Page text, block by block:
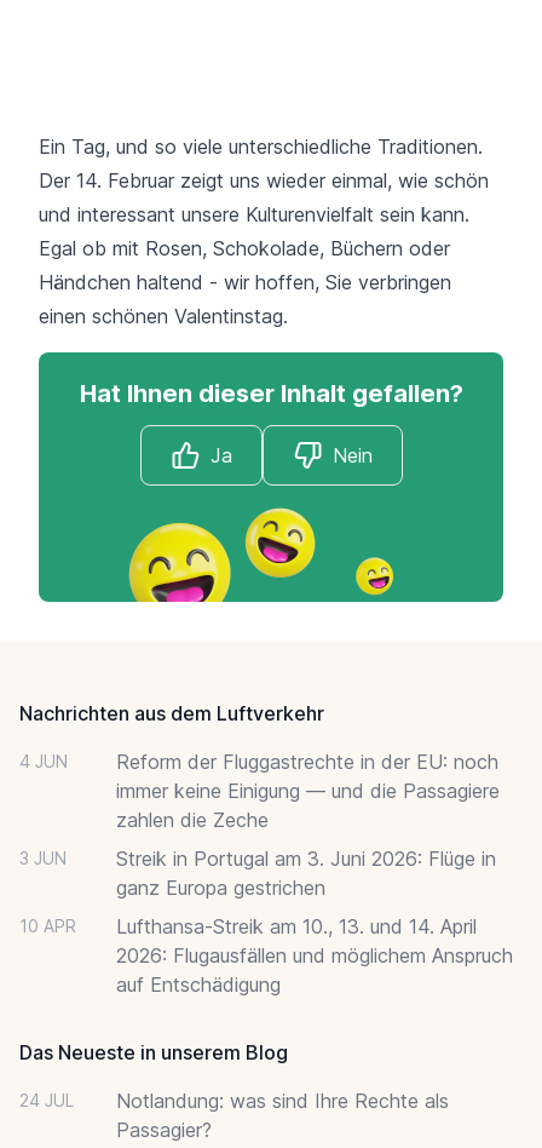
Ein Tag, und so viele unterschiedliche Traditionen.
Der 14. Februar zeigt uns wieder einmal, wie schön
und interessant unsere Kulturenvielfalt sein kann.
Egal ob mit Rosen, Schokolade, Büchern oder
Händchen haltend - wir hoffen, Sie verbringen
einen schönen Valentinstag.
Hat Ihnen dieser Inhalt gefallen?
Ja Nein
Nachrichten aus dem Luftverkehr
4 JUN
Reform der Fluggastrechte in der EU: noch
immer keine Einigung — und die Passagiere
zahlen die Zeche
3 JUN
Streik in Portugal am 3. Juni 2026: Flüge in
ganz Europa gestrichen
10 APR
Lufthansa-Streik am 10., 13. und 14. April
2026: Flugausfällen und möglichem Anspruch
auf Entschädigung
Das Neueste in unserem Blog
24 JUL
Notlandung: was sind Ihre Rechte als
Passagier?